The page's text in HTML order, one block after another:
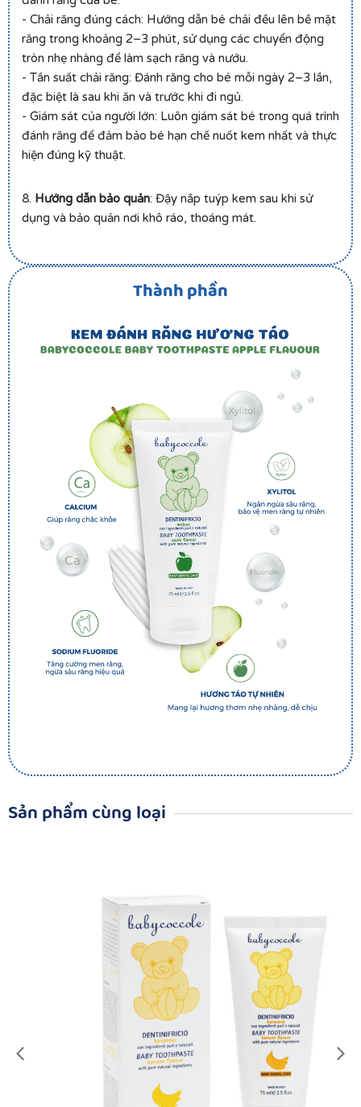
- Chải răng đúng cách: Hướng dẫn bé chải đều lên bề mặt
răng trong khoảng 2–3 phút, sử dụng các chuyển động
tròn nhẹ nhàng để làm sạch răng và nướu.
- Tần suất chải răng: Đánh răng cho bé mỗi ngày 2–3 lần,
đặc biệt là sau khi ăn và trước khi đi ngủ.
- Giám sát của người lớn: Luôn giám sát bé trong quá trình
đánh răng để đảm bảo bé hạn chế nuốt kem nhất và thực
hiện đúng kỹ thuật.
8. Hướng dẫn bảo quản: Đậy nắp tuýp kem sau khi sử
dụng và bảo quản nơi khô ráo, thoáng mát.
Thành phần
Sản phẩm cùng loại​